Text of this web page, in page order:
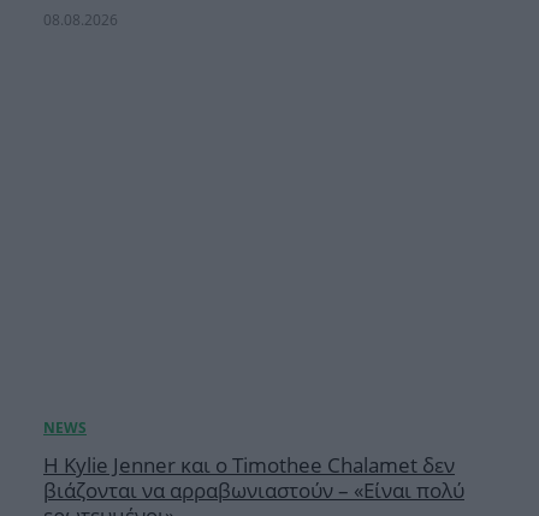
08.08.2026
Η Kylie Jenner και ο Timothee Chalamet δεν
βιάζονται να αρραβωνιαστούν – «Είναι πολύ